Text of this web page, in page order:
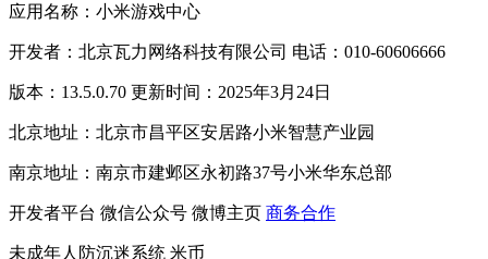
应用名称：小米游戏中心
开发者：北京瓦力网络科技有限公司 电话：010-60606666
版本：13.5.0.70 更新时间：2025年3月24日
北京地址：北京市昌平区安居路小米智慧产业园
南京地址：南京市建邺区永初路37号小米华东总部
开发者平台 微信公众号 微博主页 商务合作
未成年人防沉迷系统 米币